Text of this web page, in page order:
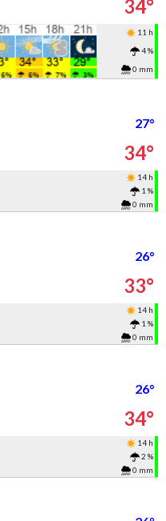
34°
11 h
4 %
0 mm
27°
34°
14 h
1 %
0 mm
26°
33°
14 h
1 %
0 mm
26°
34°
14 h
2 %
0 mm